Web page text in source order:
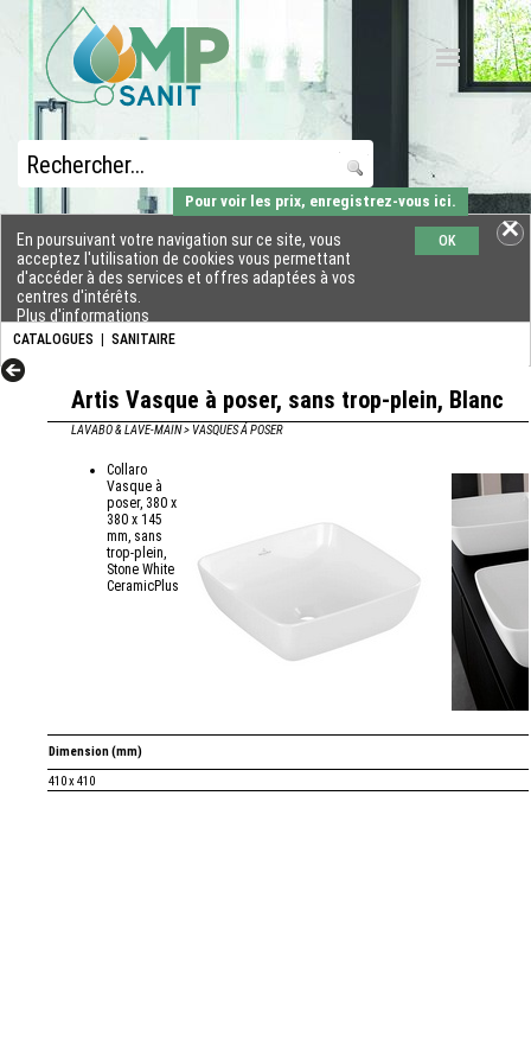
CATALOGUES SANITAIRE
En poursuivant votre navigation sur ce site, vous
acceptez l'utilisation de cookies vous permettant
d'accéder à des services et offres adaptées à vos
centres d'intérêts.
Plus d'informations
OK
Pour voir les prix, enregistrez-vous ici.